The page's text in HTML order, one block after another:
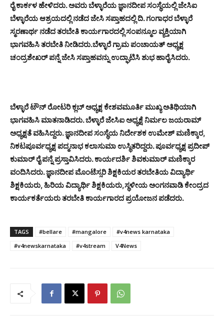
ರೈ ಕಾರ್ಕಳ ಹೇಳಿದರು. ಅವರು ಬೆಳ್ಳಾರೆಯ ಜ್ಞಾನದೀಪ ಸಂಸ್ಥೆಯಲ್ಲಿ ಜೇಸಿಐ
ಬೆಳ್ಳಾರೆಯ ಆಶ್ರಯದಲ್ಲಿ ನಡೆದ ಜೇಸಿ ಸಪ್ತಾಹದಲ್ಲಿ ದಿ. ಗಂಗಾಧರ ಬೆಳ್ಳಾರೆ
ಸ್ಮರಣಾರ್ಥ ನಡೆದ ತರಬೇತಿ ಕಾರ್ಯಗಾರದಲ್ಲಿ ಸಂಪನ್ಮೂಲ ವ್ಯಕ್ತಿಯಾಗಿ
ಭಾಗವಹಿಸಿ ತರಬೇತಿ ನೀಡಿದರು.ಬೆಳ್ಳಾರೆ ಗ್ರಾಮ ಪಂಚಾಯತ್ ಅಧ್ಯಕ್ಷ
ಚಂದ್ರಶೇಖರ್ ಪನ್ನೆ ಜೇಸಿ ಸಪ್ತಾಹವನ್ನು ಉದ್ಘಾಟಿಸಿ ಶುಭ ಹಾರೈಸಿದರು.
ಬೆಳ್ಳಾರೆ ಟೌನ್ ರೋಟರಿ ಕ್ಲಬ್ ಅಧ್ಯಕ್ಷ ಕೇಶವಮೂರ್ತಿ ಮುಖ್ಯ ಅತಿಥಿಯಾಗಿ
ಭಾಗವಹಿಸಿ ಮಾತನಾಡಿದರು. ಬೆಳ್ಳಾರೆ ಜೇಸಿಐ ಅಧ್ಯಕ್ಷೆ ನಿರ್ಮಲ ಜಯರಾಮ್
ಅಧ್ಯಕ್ಷತೆ ವಹಿಸಿದ್ದರು. ಜ್ಞಾನದೀಪ ಸಂಸ್ಥೆಯ ನಿರ್ದೇಶಕ ಉಮೇಶ್ ಮಣಿಕ್ಕಾರ,
ನಿಕಟಪೂರ್ವಧ್ಯಕ್ಷ ಪದ್ಮನಾಭ ಕಲಾಸುಮಾ ಉಸ್ಥಿತರಿದ್ದರು. ಪೂರ್ವಧ್ಯಕ್ಷ ಪ್ರದೀಪ್
ಕುಮಾರ್ ರೈ ಪನ್ನೆ ಪ್ರಸ್ತಾವಿಸಿದರು. ಕಾರ್ಯದರ್ಶಿ ಶಿವಕುಮಾರ್ ಮಣಿಕ್ಕಾರ
ವಂದಿಸಿದರು. ಜ್ಞಾನದೀಪ ಮೊಂಟೆಸ್ಸರಿ ಶಿಕ್ಷಕಿಯರ ತರಬೇತಿಯ ವಿದ್ಯಾರ್ಥಿ
ಶಿಕ್ಷಕಿಯರು, ಹಿರಿಯ ವಿದ್ಯಾರ್ಥಿ ಶಿಕ್ಷಕಿಯರು,ಸ್ಥಳೀಯ ಅಂಗನವಾಡಿ ಕೇಂದ್ರದ
ಕಾರ್ಯಕರ್ತೆಯರು ತರಬೇತಿ ಕಾರ್ಯಗಾರದ ಪ್ರಯೋಜನ ಪಡೆದರು.
TAGS #bellare #mangalore
#v4news karnataka
#v4newskarnataka
#v4stream V4News